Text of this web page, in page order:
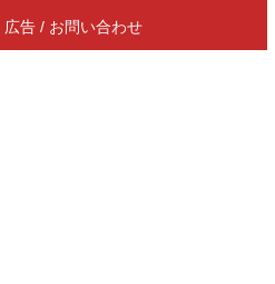
広告 / お問い合わせ